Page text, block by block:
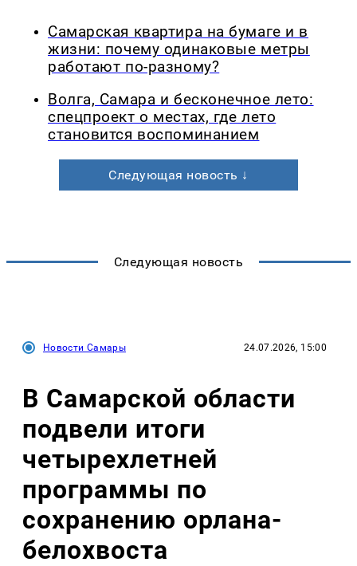
Самарская квартира на бумаге и в
жизни: почему одинаковые метры
работают по-разному?
Волга, Самара и бесконечное лето:
спецпроект о местах, где лето
становится воспоминанием
Следующая новость ↓
Следующая новость
Новости Самары 24.07.2026, 15:00
В Самарской области
подвели итоги
четырехлетней
программы по
сохранению орлана-
белохвоста